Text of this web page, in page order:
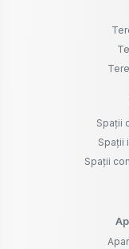
Spații
Spații
Spații